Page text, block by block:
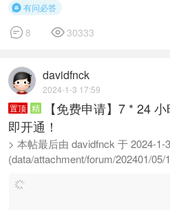
有问必答
 8 30333
davidfnck
2024-1-3 17:59
置顶 精
【免费申请】7 * 24
即开通！
> 本帖最后由 davidfnck 于 2024-1-
(data/attachment/forum/202401/05/